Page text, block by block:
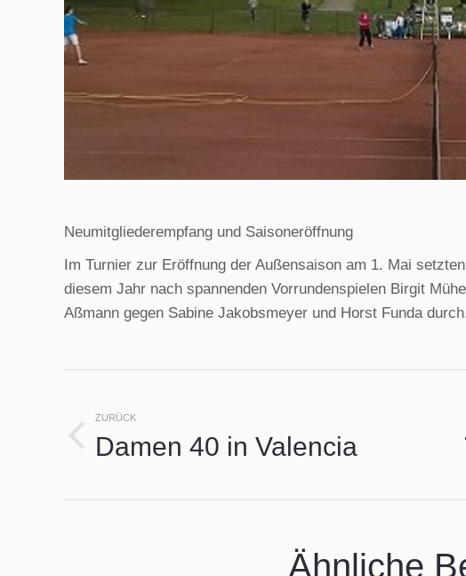
Neumitgliederempfang und Saisoneröffnung
Im Turnier zur Eröffnung der Außensaison am 1. Mai
diesem Jahr nach spannenden Vorrundenspielen Birgit
Aßmann gegen Sabine Jakobsmeyer und Horst Funda
ZURÜCK
Vorheriger
Damen 40 in Valencia
Ähnliche